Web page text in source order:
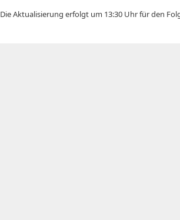
Die Aktualisierung erfolgt um 13:30 Uhr für den